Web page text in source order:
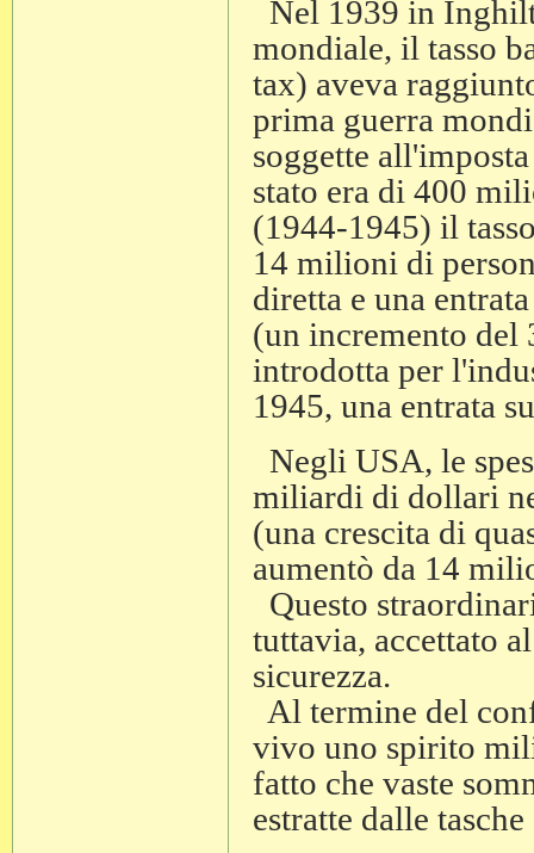
Nel 1939 in
mondiale, il tasso
tax) aveva
prima guerra
soggette
stato era di 400
(1944-1945) il
14 milioni di
diretta e una
(un incremento del
introdotta per
1945, una entrata
Negli USA, le
miliardi di dollari
(una crescita di
aumentò da 14
Questo
tuttavia, accettato
sicurezza.
Al termine del
vivo uno spirito
fatto che vaste
estratte dalle